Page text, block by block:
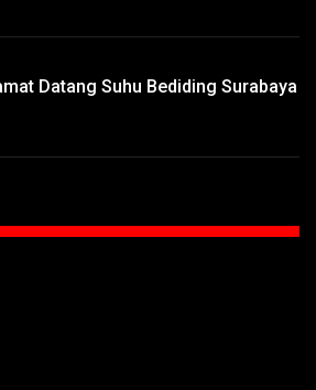
Datang Suhu Bediding Surabaya